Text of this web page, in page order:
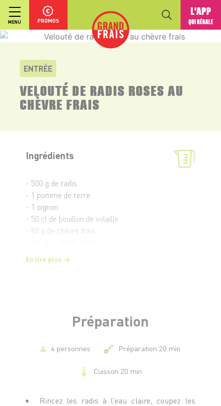
MENU PROMOS
L'APP
QUI RÉGALE
ENTRÉE
VELOUTÉ DE RADIS ROSES AU
CHÈVRE FRAIS
Ingrédients
- 500 g de radis
- 1 pomme de terre
- 1 oignon
- 50 cl de bouillon de volaille
- 80 g de chèvre frais
En lire plus
Préparation
4 personnes Préparation 20 min
Cuisson 20 min
Rincez les radis à l’eau claire, coupez les